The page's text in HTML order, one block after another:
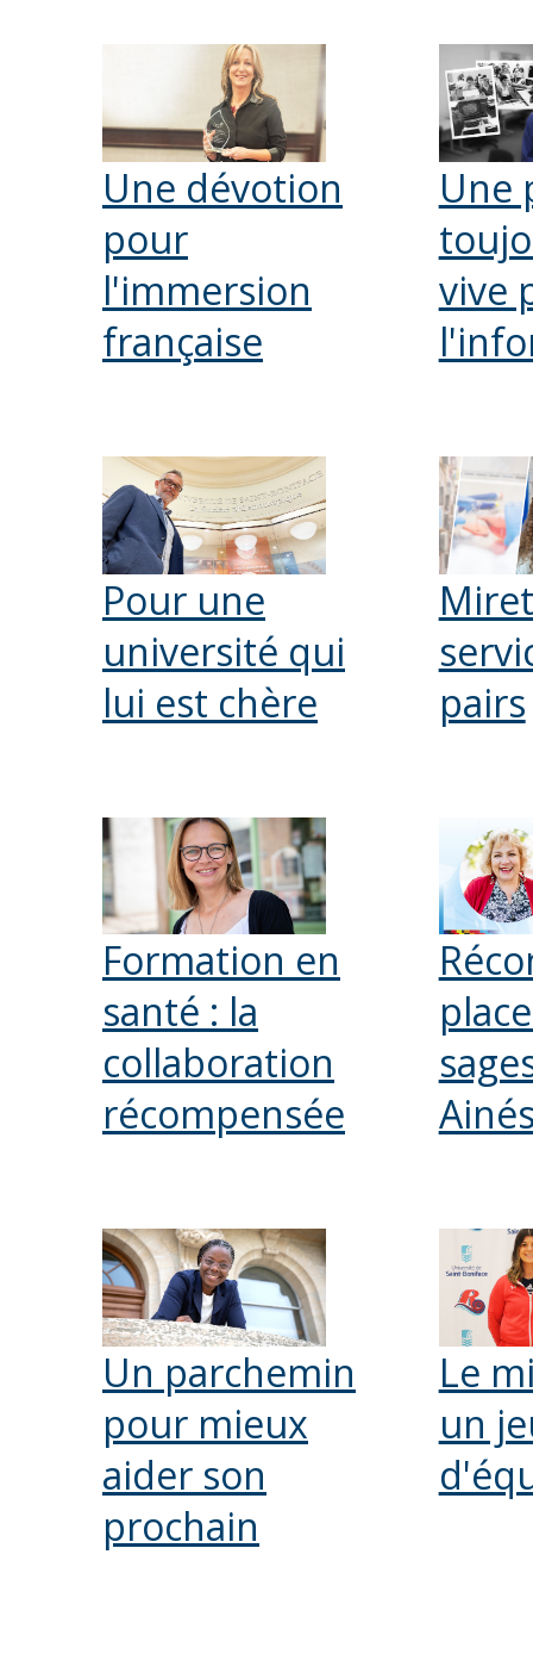
Une dévotion
pour
l'immersion
française
Une
vive
Pour une
université qui
lui est chère
pairs
Formation en
santé : la
collaboration
récompensée
Un parchemin
pour mieux
aider son
prochain
Le
un